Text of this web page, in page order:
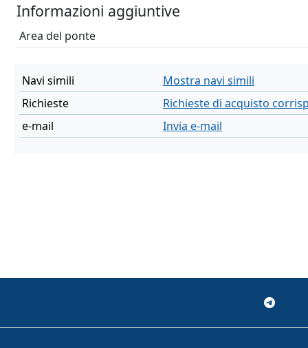
Informazioni aggiuntive
Area del ponte
Navi simili
Mostra navi simili
Richieste
Richieste di acquisto
e-mail
Invia e-mail